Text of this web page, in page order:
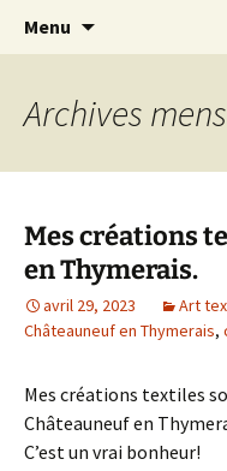
filsetcrayons
Le blog de Sophie
Menu
Archives
Mes créations
en Thymerais.
avril 29, 2023 Art
Châteauneuf en Thymerais,
Mes créations textiles
Châteauneuf en
C’est un vrai bonheur!